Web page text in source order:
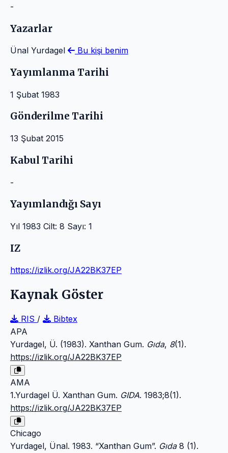
-
Yazarlar
Ünal Yurdagel Bu kişi benim
Yayımlanma Tarihi
1 Şubat 1983
Gönderilme Tarihi
13 Şubat 2015
Kabul Tarihi
-
Yayımlandığı Sayı
Yıl 1983 Cilt: 8 Sayı: 1
IZ
https://izlik.org/JA22BK37EP
Kaynak Göster
RIS /
Bibtex
APA
Yurdagel, Ü. (1983). Xanthan Gum. Gıda, 8(1).
https://izlik.org/JA22BK37EP
AMA
1.Yurdagel Ü. Xanthan Gum. GIDA. 1983;8(1).
https://izlik.org/JA22BK37EP
Chicago
Yurdagel, Ünal. 1983. “Xanthan Gum”. Gıda8 (1).